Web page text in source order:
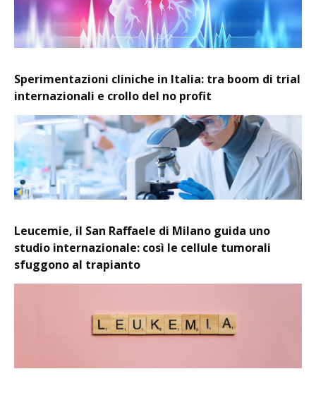
Sperimentazioni cliniche in Italia: tra boom di trial
internazionali e crollo del no profit
Leucemie, il San Raffaele di Milano guida uno
studio internazionale: così le cellule tumorali
sfuggono al trapianto